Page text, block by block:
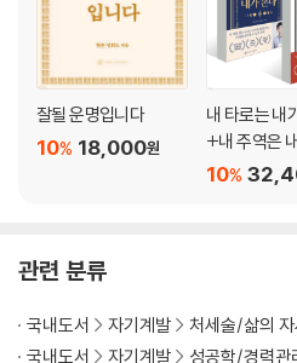
운 나쁜 사람은 가족이라도 피하라
+ 소울 메커니즘
제5장 운의 흐름을 읽고 미래를 준비하
운을 공부하게 된 운명
노력으로 불운을 극복할 수 있을까?
위기를 기회로 바꾸는 네 가지
잘될 운명입니다
18,000원
10%
내 타로는 내
+내 주역은
10%
관련 분류
국내도서 자기계발
처세술/삶의 자
국내도서
자기계발
성공학/경력관